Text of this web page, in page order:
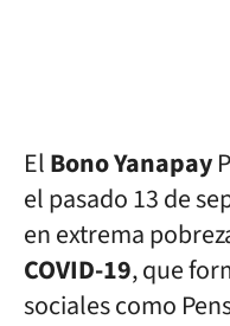
ElBono Yanapay
el pasado 13 de
en extrema
COVID-19, que
sociales como